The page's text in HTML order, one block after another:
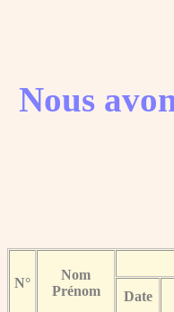
Nous
N°
Nom
Prénom
Date